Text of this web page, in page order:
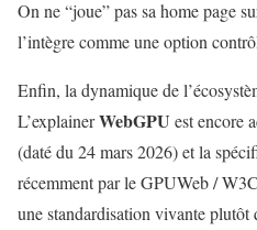
On ne “joue” pas sa home page
l’intègre comme une option
Enfin, la dynamique de
L’explainerWebGPU est encore
(daté du 24 mars 2026) et la
récemment par le GPUWeb /
une standardisation vivante plutôt